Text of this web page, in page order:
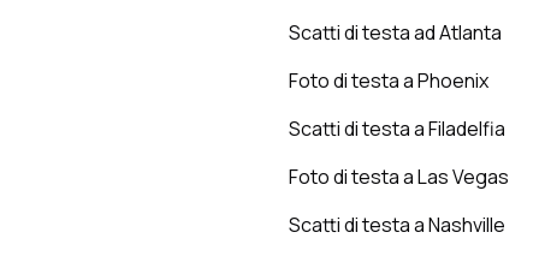
Scatti di testa ad Atlanta
Foto di testa a Phoenix
Scatti di testa a Filadelfia
Foto di testa a Las Vegas
Scatti di testa a Nashville